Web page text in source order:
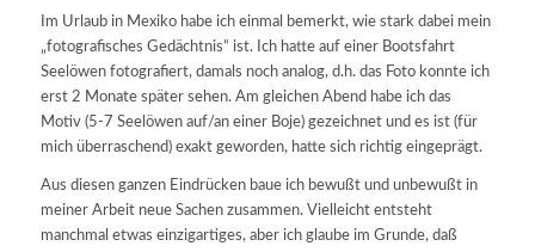
Im Urlaub in Mexiko habe ich einmal bemerkt, wie stark dabei mein
„fotografisches Gedächtnis“ ist. Ich hatte auf einer Bootsfahrt
Seelöwen fotografiert, damals noch analog, d.h. das Foto konnte ich
erst 2 Monate später sehen. Am gleichen Abend habe ich das
Motiv (5-7 Seelöwen auf/an einer Boje) gezeichnet und es ist (für
mich überraschend) exakt geworden, hatte sich richtig eingeprägt.
Aus diesen ganzen Eindrücken baue ich bewußt und unbewußt in
meiner Arbeit neue Sachen zusammen. Vielleicht entsteht
manchmal etwas einzigartiges, aber ich glaube im Grunde, daß